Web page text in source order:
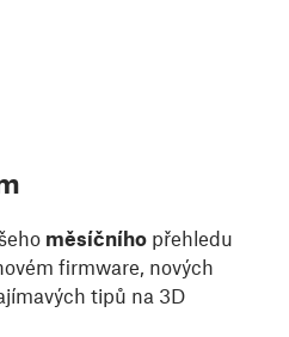
měsíčního přehledu
firmware, nových
tipů na 3D